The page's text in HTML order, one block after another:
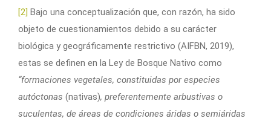
[2] Bajo una conceptualización que, con razón, ha sido
objeto de cuestionamientos debido a su carácter
biológica y geográficamente restrictivo (AIFBN, 2019),
estas se definen en la Ley de Bosque Nativo como
“formaciones vegetales, constituidas por especies
autóctonas (nativas), preferentemente arbustivas o
suculentas, de áreas de condiciones áridas o semiáridas